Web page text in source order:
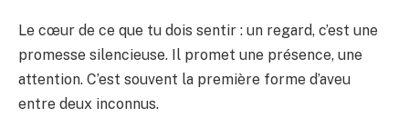
Le cœur de ce que tu dois sentir : un regard, c’est une
promesse silencieuse. Il promet une présence, une
attention. C’est souvent la première forme d’aveu
entre deux inconnus.